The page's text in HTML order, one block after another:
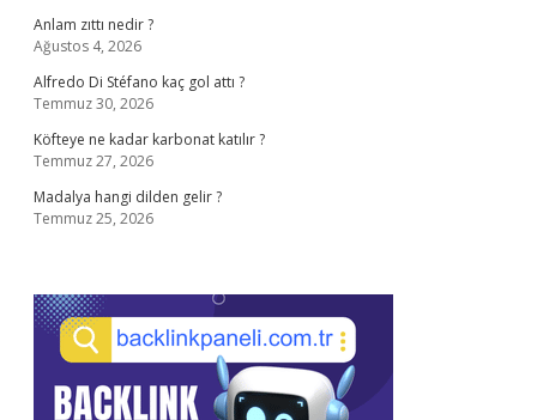
Anlam zıttı nedir ?
Ağustos 4, 2026
Alfredo Di Stéfano kaç gol attı ?
Temmuz 30, 2026
Köfteye ne kadar karbonat katılır ?
Temmuz 27, 2026
Madalya hangi dilden gelir ?
Temmuz 25, 2026